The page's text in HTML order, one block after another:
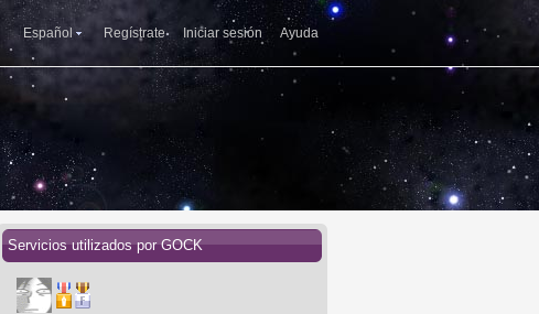
Español Regístrate Iniciar sesión Ayuda
Servicios utilizados por GOCK